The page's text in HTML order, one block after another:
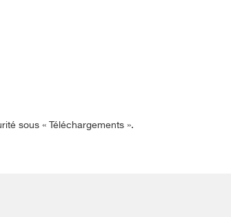
sous « Téléchargements ».